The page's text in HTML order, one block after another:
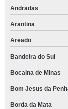
Andradas
Arantina
Areado
Bandeira do Sul
Bocaina de Minas
Bom Jesus da
Borda da Mata